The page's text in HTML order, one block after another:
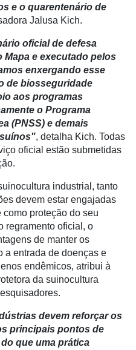
e o quarentenário de
Jalusa Kich.
oficial de defesa
e executado pelos
enxergando esse
de biosseguridade
aos programas
o Programa
(PNSS) e demais
, detalha Kich. Todas
oficial estão submetidas
industrial, tanto
devem estar engajadas
proteção do seu
regramento oficial, o
de manter os
a entrada de doenças e
endêmicos, atribui à
da suinocultura
devem reforçar os
principais pontos de
que uma prática